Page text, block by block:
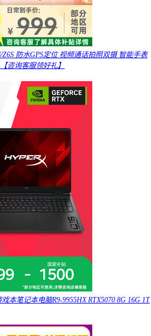
防水GPS定位 视频通话拍照双摄 智能手表
咨询客服领好礼】
本笔记本电脑R9-9955HX RTX5070 8G 16G 1T